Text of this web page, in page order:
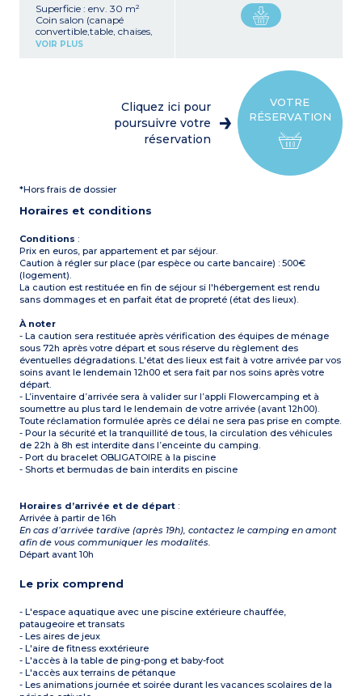
Superficie : env. 30 m²
Coin salon (canapé
convertible,table, chaises,
TV)
1 chambre ave un lit
double (160x200)
1 chambre avec 2 lits
salon de jardin
personnes
VOIR PLUS
VOTRE
RÉSERVATION
Cliquez ici pour
poursuivre votre
réservation
*Hors frais de dossier
Horaires et conditions
Conditions :
Prix en euros, par appartement et par séjour.
Caution à régler sur place (par espèce ou carte bancaire) : 500€
(logement).
La caution est restituée en fin de séjour si l'hébergement est rendu
sans dommages et en parfait état de propreté (état des lieux).
À noter
- La caution sera restituée après vérification des équipes de ménage
sous 72h après votre départ et sous réserve du règlement des
éventuelles dégradations. L'état des lieux est fait à votre arrivée par vos
soins avant le lendemain 12h00 et sera fait par nos soins après votre
départ.
- L’inventaire d’arrivée sera à valider sur l’appli Flowercamping et à
soumettre au plus tard le lendemain de votre arrivée (avant 12h00).
Toute réclamation formulée après ce délai ne sera pas prise en compte.
- Pour la sécurité et la tranquillité de tous, la circulation des véhicules
de 22h à 8h est interdite dans l’enceinte du camping.
- Port du bracelet OBLIGATOIRE à la piscine
- Shorts et bermudas de bain interdits en piscine
Horaires d’arrivée et de départ :
Arrivée à partir de 16h
En cas d’arrivée tardive (après 19h), contactez le camping en amont
afin de vous communiquer les modalités.
Départ avant 10h
Le prix comprend
- L'espace aquatique avec une piscine extérieure chauffée,
pataugeoire et transats
- Les aires de jeux
- L'aire de fitness exxtérieure
- L'accès à la table de ping-pong et baby-foot
- L'accès aux terrains de pétanque
- Les animations journée et soirée durant les vacances scolaires de la